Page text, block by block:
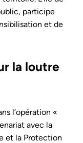
participe
et de
la loutre
l’opération «
avec la
et la Protection